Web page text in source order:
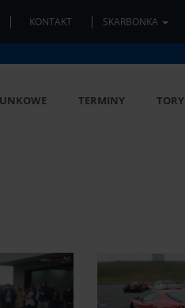
KONTAKT SKARBONKA
TERMINY TORY